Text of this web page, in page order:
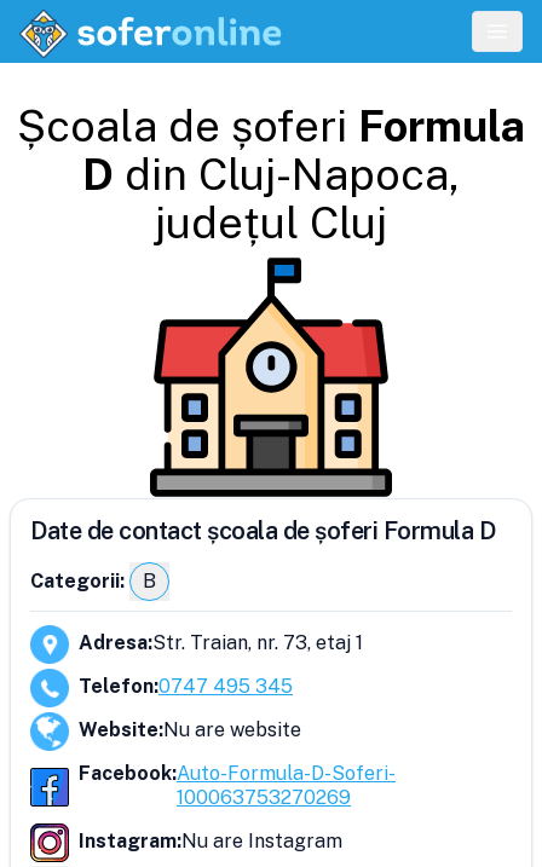
Școala de șoferi Formula
D din Cluj-Napoca,
județul Cluj
Date de contact școala de șoferi Formula D
Categorii: B
Adresa:Str. Traian, nr. 73, etaj 1
Telefon:0747 495 345
Website:Nu are website
Facebook:Auto-Formula-D-Soferi-
100063753270269
Instagram:Nu are Instagram